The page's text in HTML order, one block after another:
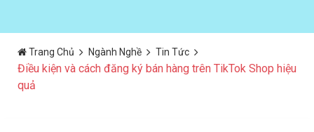
Trang Chủ Ngành Nghề Tin Tức
Điều kiện và cách đăng ký bán hàng trên TikTok Shop hiệu
quả